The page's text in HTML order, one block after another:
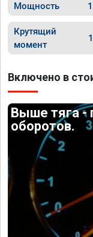
Мощность
Крутящий
момент
Включено в
Выше тяга -
оборотов.